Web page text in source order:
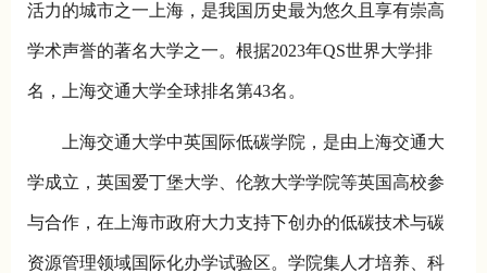
活力的城市之一上海，是我国历史最为悠久且享有崇高
学术声誉的著名大学之一。根据2023年QS世界大学排
名，上海交通大学全球排名第43名。
上海交通大学中英国际低碳学院，是由上海交通大
学成立，英国爱丁堡大学、伦敦大学学院等英国高校参
与合作，在上海市政府大力支持下创办的低碳技术与碳
资源管理领域国际化办学试验区。学院集人才培养、科